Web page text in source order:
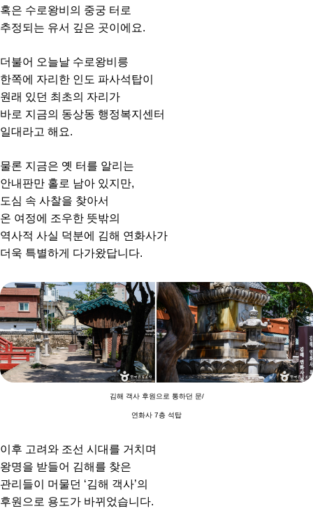
혹은 수로왕비의 중궁 터로
추정되는 유서 깊은 곳이에요.
더불어 오늘날 수로왕비릉
한쪽에 자리한 인도 파사석탑이
원래 있던 최초의 자리가
바로 지금의 동상동 행정복지센터
일대라고 해요.
물론 지금은 옛 터를 알리는
안내판만 홀로 남아 있지만,
도심 속 사찰을 찾아서
온 여정에 조우한 뜻밖의
역사적 사실 덕분에 김해 연화사가
더욱 특별하게 다가왔답니다.
김해 객사 후원으로 통하던 문/
연화사 7층 석탑
이후 고려와 조선 시대를 거치며
왕명을 받들어 김해를 찾은
관리들이 머물던 ‘김해 객사’의
후원으로 용도가 바뀌었습니다.